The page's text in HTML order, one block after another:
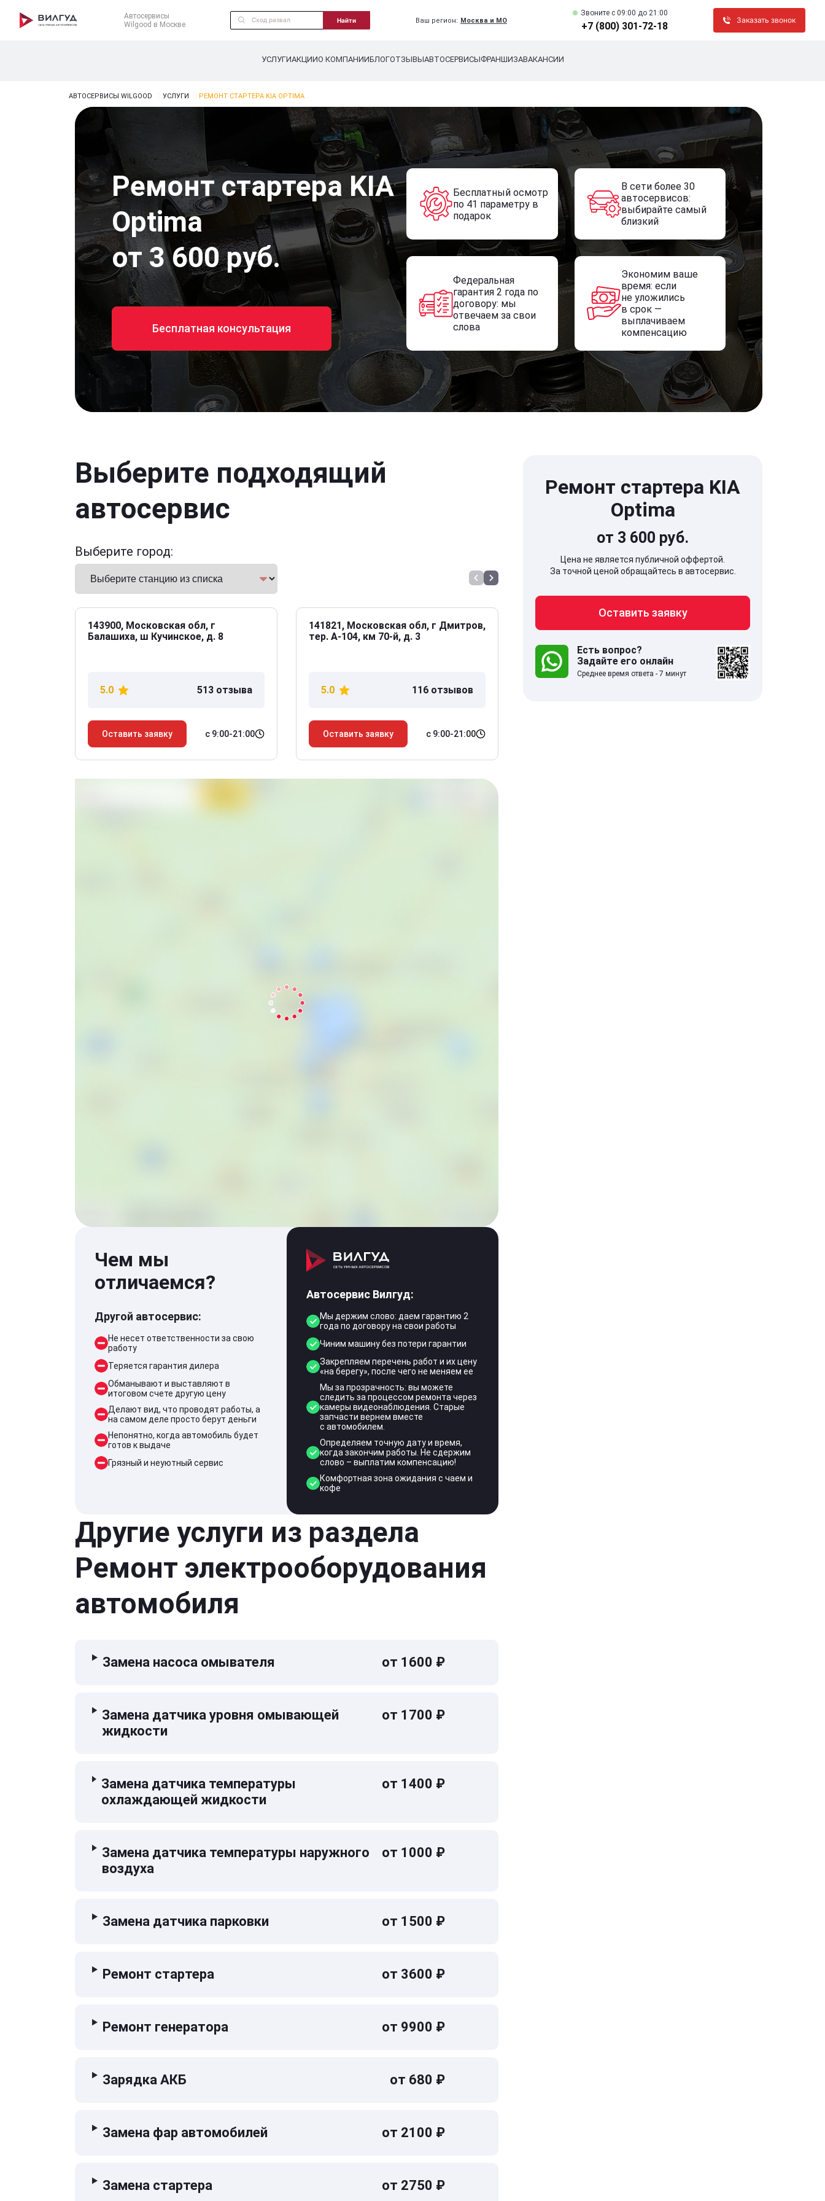
Автосервисы
Wilgood в Москве
Найти Ваш регион: Москва и МО
Звоните c 09:00 до 21:00
+7 (800) 301-72-18
Заказать звонок
УСЛУГИАКЦИИО КОМПАНИИБЛОГОТЗЫВЫАВТОСЕРВИСЫФРАНШИЗАВАКАНСИИ
АВТОСЕРВИСЫ WILGOOD УСЛУГИ РЕМОНТ СТАРТЕРА KIA OPTIMA
Ремонт стартера KIA
Optima
от 3 600 руб.
Бесплатная консультация
Бесплатный осмотр
по 41 параметру в
подарок
В сети более 30
автосервисов:
выбирайте самый
близкий
Федеральная
гарантия 2 года по
договору: мы
отвечаем за свои
слова
Экономим ваше
время: если
не уложились
в срок —
выплачиваем
компенсацию
Выберите подходящий
автосервис
Выберите город:
143900, Московская обл, г
Балашиха, ш Кучинское, д. 8
5.0 513 отзыва
Оставить заявку с 9:00-21:00
141821, Московская обл, г Дмитров,
тер. А-104, км 70-й, д. 3
5.0 116 отзывов
Оставить заявку с 9:00-21:00
141707, Московская обл,
дом 5
Чем мы
отличаемся?
Другой автосервис:
Не несет ответственности за свою
работу
Теряется гарантия дилера
Обманывают и выставляют в
итоговом счете другую цену
Делают вид, что проводят работы, а
на самом деле просто берут деньги
Непонятно, когда автомобиль будет
готов к выдаче
Грязный и неуютный сервис
Автосервис Вилгуд:
Мы держим слово: даем гарантию 2
года по договору на свои работы
Чиним машину без потери гарантии
Закрепляем перечень работ и их цену
«на берегу», после чего не меняем ее
Мы за прозрачность: вы можете
следить за процессом ремонта через
камеры видеонаблюдения. Старые
запчасти вернем вместе
с автомобилем.
Определяем точную дату и время,
когда закончим работы. Не сдержим
слово – выплатим компенсацию!
Комфортная зона ожидания с чаем и
кофе
Другие услуги из раздела
Ремонт электрооборудования
автомобиля
Замена насоса омывателя от 1600 ₽
Замена датчика уровня омывающей
жидкости
от 1700 ₽
Замена датчика температуры
охлаждающей жидкости
от 1400 ₽
Замена датчика температуры наружного
воздуха
от 1000 ₽
Замена датчика парковки от 1500 ₽
Ремонт стартера от 3600 ₽
Ремонт генератора от 9900 ₽
Зарядка АКБ от 680 ₽
Замена фар автомобилей от 2100 ₽
Замена стартера от 2750 ₽
Ремонт стартера KIA
Optima
от 3 600 руб.
Цена не является публичной оффертой.
За точной ценой обращайтесь в автосервис.
Оставить заявку
Есть вопрос?
Задайте его онлайн
Среднее время ответа - 7 минут